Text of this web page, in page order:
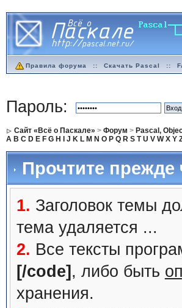
Правила форума :: Скачать Pascal ::
Пароль:
Сайт «Всё о Паскале» > Форум > Pascal,
A B C D E F G H J K L M N O P Q R S T U V W X Y
Прочтите прежде
1. Заголовок темы
тема удаляется ...
2. Все тексты
[/code] , либо быть
хранения.